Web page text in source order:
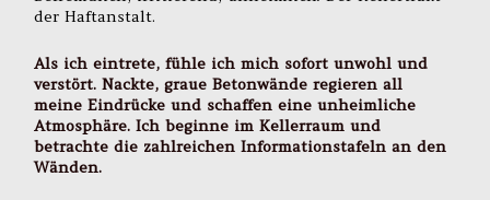
der Haftanstalt.
Als ich eintrete, fühle ich mich sofort unwohl und
verstört. Nackte, graue Betonwände regieren all
meine Eindrücke und schaffen eine unheimliche
Atmosphäre. Ich beginne im Kellerraum und
betrachte die zahlreichen Informationstafeln an den
Wänden.